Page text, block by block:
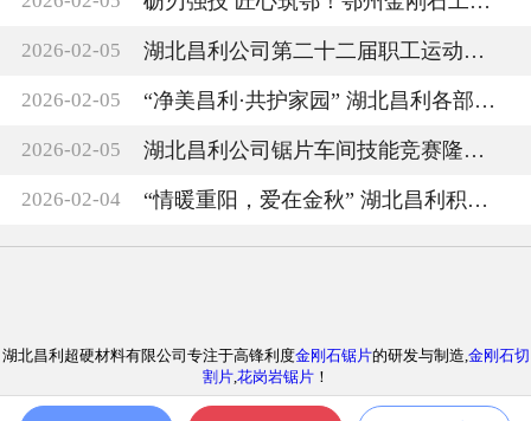
2026-02-05 湖北昌利公司第二十二届职工运动会圆满收官，
2026-02-05 “净美昌利·共护家园” 湖北昌利各部门负责人
2026-02-05 湖北昌利公司锯片车间技能竞赛隆重召开
2026-02-04 “情暖重阳，爱在金秋” 湖北昌利积极参与敬老
湖北昌利超硬材料有限公司专注于高锋利度金刚石锯片的研发与制造, 金刚石切
割片, 花岗岩锯片！